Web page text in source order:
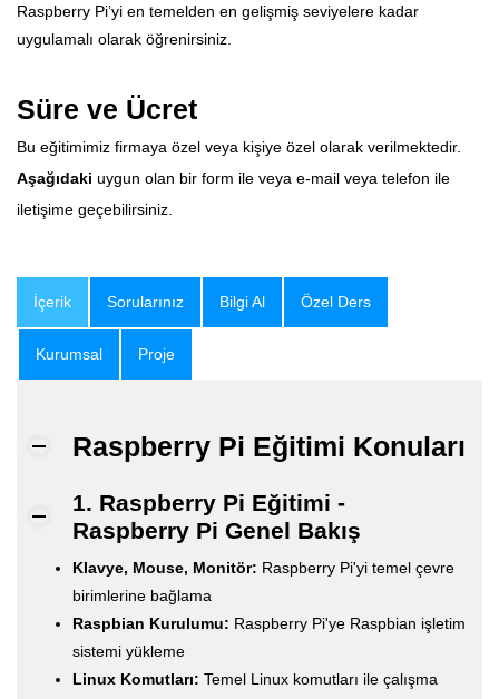
Raspberry Pi’yi en temelden en gelişmiş seviyelere kadar
uygulamalı olarak öğrenirsiniz.
Süre ve Ücret
Bu eğitimimiz firmaya özel veya kişiye özel olarak verilmektedir.
Aşağıdaki uygun olan bir form ile veya e-mail veya telefon ile
iletişime geçebilirsiniz.
İçerik Sorularınız Bilgi Al Özel Ders
Kurumsal Proje
Raspberry Pi Eğitimi Konuları
1. Raspberry Pi Eğitimi -
Raspberry Pi Genel Bakış
Klavye, Mouse, Monitör: Raspberry Pi'yi temel çevre
birimlerine bağlama
Raspbian Kurulumu: Raspberry Pi'ye Raspbian işletim
sistemi yükleme
Linux Komutları: Temel Linux komutları ile çalışma